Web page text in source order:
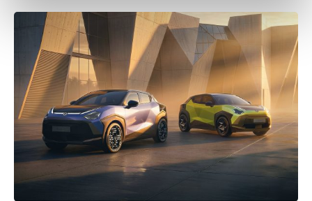
intrekken in de Cookieverklaring.
We gebruiken cookies om content en advertenties te
personaliseren, om functies voor social media te bieden
en om ons websiteverkeer te analyseren. Ook delen we
informatie over uw gebruik van onze site met onze
partners voor social media, adverteren en analyse. Deze
partners kunnen deze gegevens combineren met andere
informatie die u aan ze heeft verstrekt of die ze hebben
verzameld op basis van uw gebruik van hun services.